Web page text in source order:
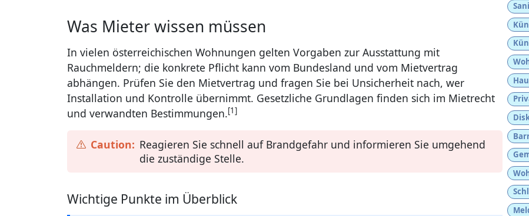
Was Mieter wissen müssen
In vielen österreichischen Wohnungen gelten Vorgaben zur Ausstattung mit
Rauchmeldern; die konkrete Pflicht kann vom Bundesland und vom Mietvertrag
abhängen. Prüfen Sie den Mietvertrag und fragen Sie bei Unsicherheit nach, wer
Installation und Kontrolle übernimmt. Gesetzliche Grundlagen finden sich im Mietrecht
und verwandten Bestimmungen.[1]
Reagieren Sie schnell auf Brandgefahr und informieren Sie umgehend
die zuständige Stelle.
Wichtige Punkte im Überblick